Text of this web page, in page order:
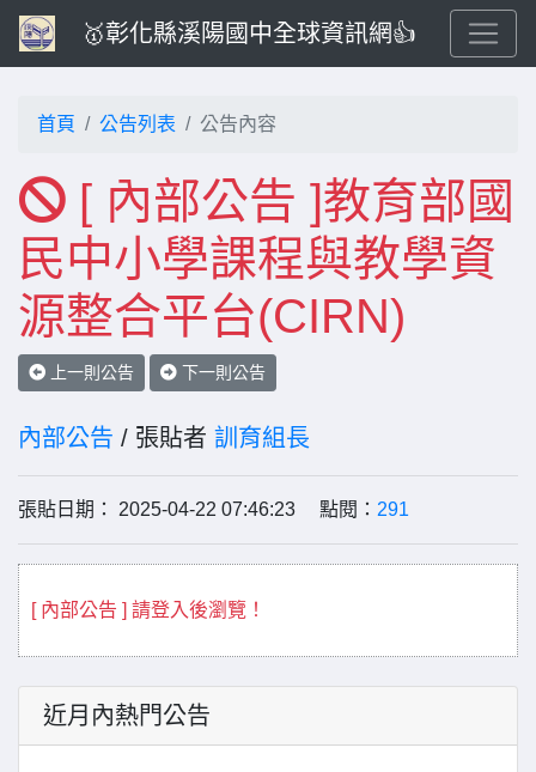
🥇彰化縣溪陽國中全球資訊網👍
首頁 公告列表 公告內容
[ 內部公告 ]教育部國
民中小學課程與教學資
源整合平台(CIRN)
上一則公告 下一則公告
內部公告 / 張貼者 訓育組長
張貼日期： 2025-04-22 07:46:23 點閱： 291
[ 內部公告 ] 請登入後瀏覽！
近月內熱門公告